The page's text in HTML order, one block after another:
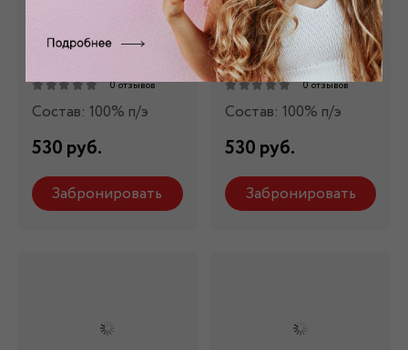
неоновый желтый
0 отзывов
Состав: 100% п/э
530 руб.
Забронировать
Габардин
неоновый зеленый
ГБ - 010
0 отзывов
Состав: 100% п/э
530 руб.
Забронировать